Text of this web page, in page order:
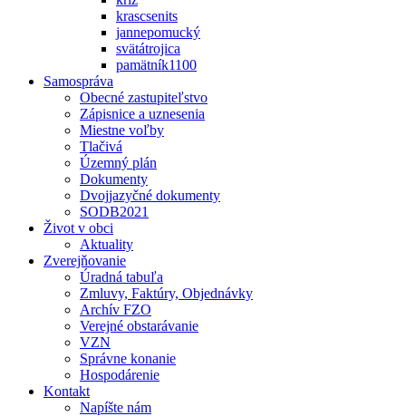
krascsenits
jannepomucký
svätátrojica
pamätník1100
Samospráva
Obecné zastupiteľstvo
Zápisnice a uznesenia
Miestne voľby
Tlačivá
Územný plán
Dokumenty
Dvojjazyčné dokumenty
SODB2021
Život v obci
Aktuality
Zverejňovanie
Úradná tabuľa
Zmluvy, Faktúry, Objednávky
Archív FZO
Verejné obstarávanie
VZN
Správne konanie
Hospodárenie
Kontakt
Napíšte nám